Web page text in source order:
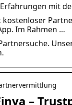
mit
Im Rahmen …
–